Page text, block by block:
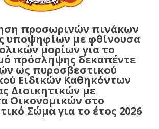
προσωρινών πινάκων
υποψηφίων με φθίνουσα
μορίων για το
πρόσληψης δεκαπέντε
ως πυροσβεστικού
Ειδικών Καθηκόντων
Διοικητικών με
Οικονομικών στο
Σώμα για το έτος 2026